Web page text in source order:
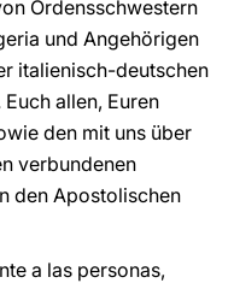
Ordensschwestern
und Angehörigen
italienisch-deutschen
allen, Euren
den mit uns über
verbundenen
den Apostolischen
a las personas,